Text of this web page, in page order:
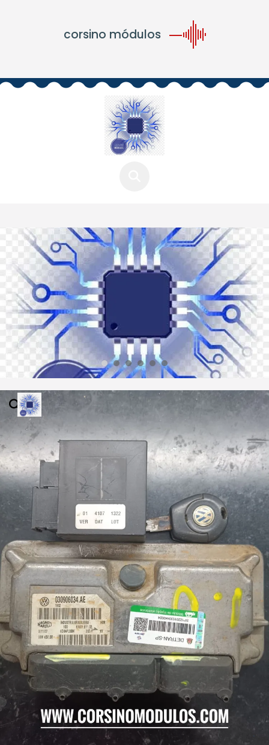
corsino módulos